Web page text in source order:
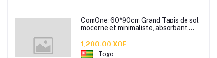
ComOne: 60*90cm Grand Tapis de sol
moderne et minimaliste, absorbant,
toilettes, chambre à coucher, porte
d'entrée
1,200.00 XOF
Togo